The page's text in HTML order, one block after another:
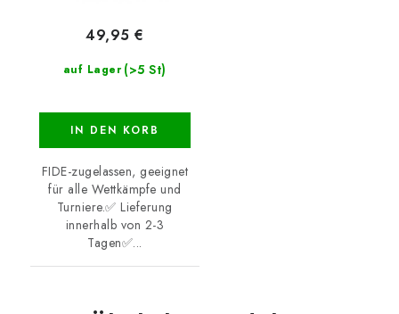
auf Lager (>5 St)
49,95 €
IN DEN KORB
FIDE-zugelassen, geeignet
für alle Wettkämpfe und
Turniere.✅ Lieferung
innerhalb von 2-3
Tagen✅...